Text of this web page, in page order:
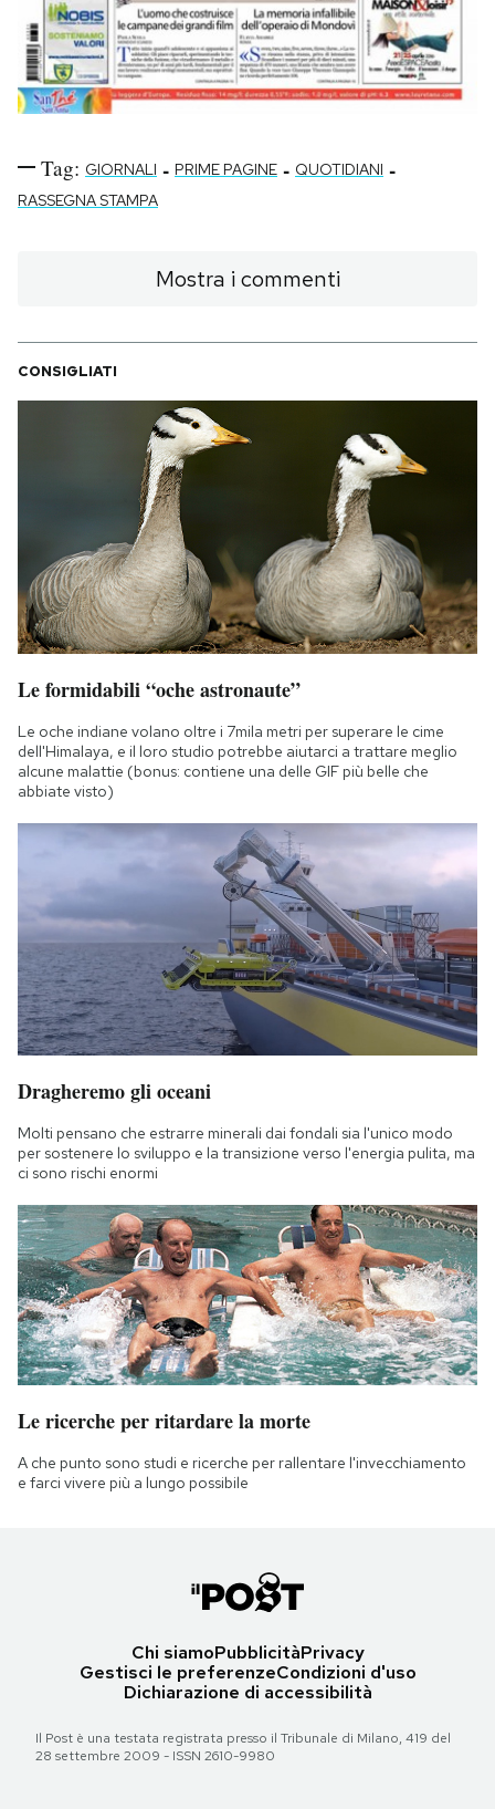
Tag: GIORNALI - PRIME PAGINE - QUOTIDIANI -
RASSEGNA STAMPA
Mostra i commenti
CONSIGLIATI
Le formidabili “oche astronaute”
Le oche indiane volano oltre i 7mila metri per superare le cime
dell'Himalaya, e il loro studio potrebbe aiutarci a trattare meglio
alcune malattie (bonus: contiene una delle GIF più belle che
abbiate visto)
Dragheremo gli oceani
Molti pensano che estrarre minerali dai fondali sia l'unico modo
per sostenere lo sviluppo e la transizione verso l'energia pulita, ma
ci sono rischi enormi
Le ricerche per ritardare la morte
A che punto sono studi e ricerche per rallentare l'invecchiamento
e farci vivere più a lungo possibile
Chi siamoPubblicitàPrivacy
Gestisci le preferenzeCondizioni d'uso
Dichiarazione di accessibilità
Il Post è una testata registrata presso il Tribunale di Milano, 419 del
28 settembre 2009 - ISSN 2610-9980